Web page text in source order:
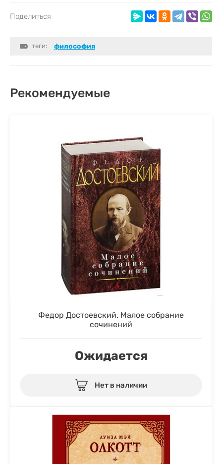
Поделиться
теги: философия
Рекомендуемые
Федор Достоевский. Малое собрание
сочинений
Ожидается
Нет в наличии